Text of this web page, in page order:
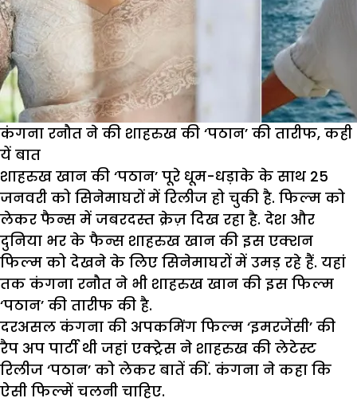
कंगना रनौत ने की शाहरुख की ‘पठान’ की तारीफ, कही
यें बात
शाहरुख खान की ‘पठान’ पूरे धूम-धड़ाके के साथ 25
जनवरी को सिनेमाघरों में रिलीज हो चुकी है. फिल्म को
लेकर फैन्स में जबरदस्त क्रेज़ दिख रहा है. देश और
दुनिया भर के फैन्स शाहरुख खान की इस एक्शन
फिल्म को देखने के लिए सिनेमाघरों में उमड़ रहे हैं. यहां
तक कंगना रनौत ने भी शाहरुख खान की इस फिल्म
‘पठान’ की तारीफ की है.
दरअसल कंगना की अपकमिंग फिल्म ‘इमरजेंसी’ की
रैप अप पार्टी थी जहां एक्ट्रेस ने शाहरुख की लेटेस्ट
रिलीज ‘पठान’ को लेकर बातें कीं. कंगना ने कहा कि
ऐसी फिल्में चलनी चाहिए.